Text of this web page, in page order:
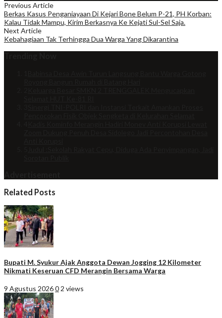
Previous Article
Berkas Kasus Penganiayaan Di Kejari Bone Belum P-21, PH Korban:
Kalau Tidak Mampu, Kirim Berkasnya Ke Kejati Sul-Sel Saja.
Next Article
Kebahagiaan Tak Terhingga Dua Warga Yang Dikarantina
Related Posts
Bupati M. Syukur Ajak Anggota Dewan Jogging 12 Kilometer
Nikmati Keseruan CFD Merangin Bersama Warga
9 Agustus 20260 2 views